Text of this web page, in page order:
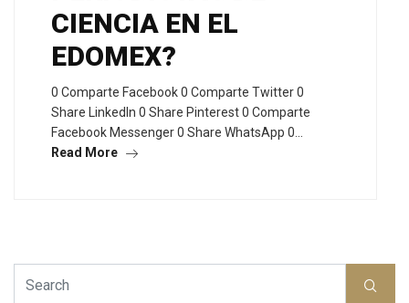
CIENCIA EN EL
EDOMEX?
0 Comparte Facebook 0 Comparte Twitter 0
Share LinkedIn 0 Share Pinterest 0 Comparte
Facebook Messenger 0 Share WhatsApp 0…
Read More